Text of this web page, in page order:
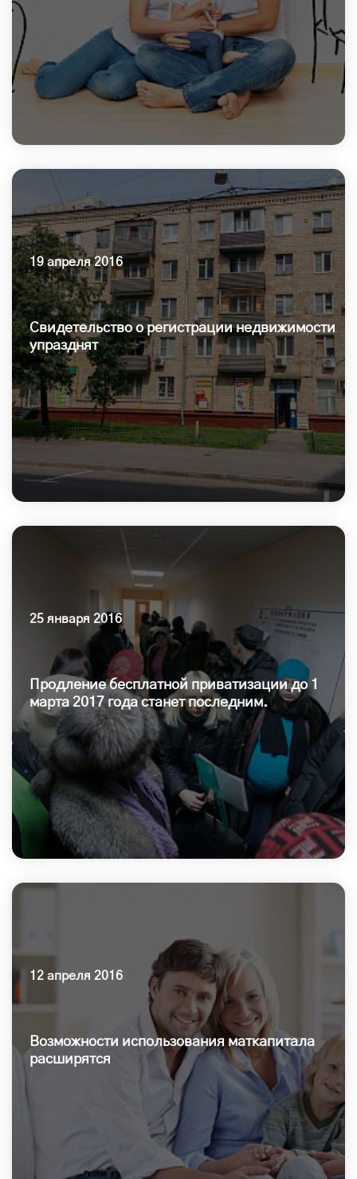
19 апреля 2016
Свидетельство о регистрации недвижимости
упразднят
25 января 2016
Продление бесплатной приватизации до 1
марта 2017 года станет последним.
12 апреля 2016
Возможности использования маткапитала
расширятся